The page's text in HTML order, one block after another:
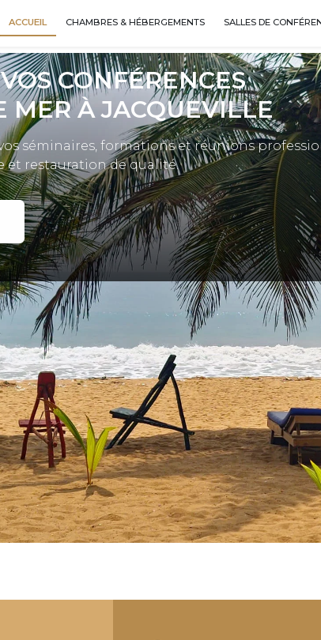
ACCUEIL CHAMBRES & HÉBERGEMENTS SALLES DE
CONFÉRENCES
MER À JACQUEVILLE
séminaires, formations et réunions
et restauration de qualité.